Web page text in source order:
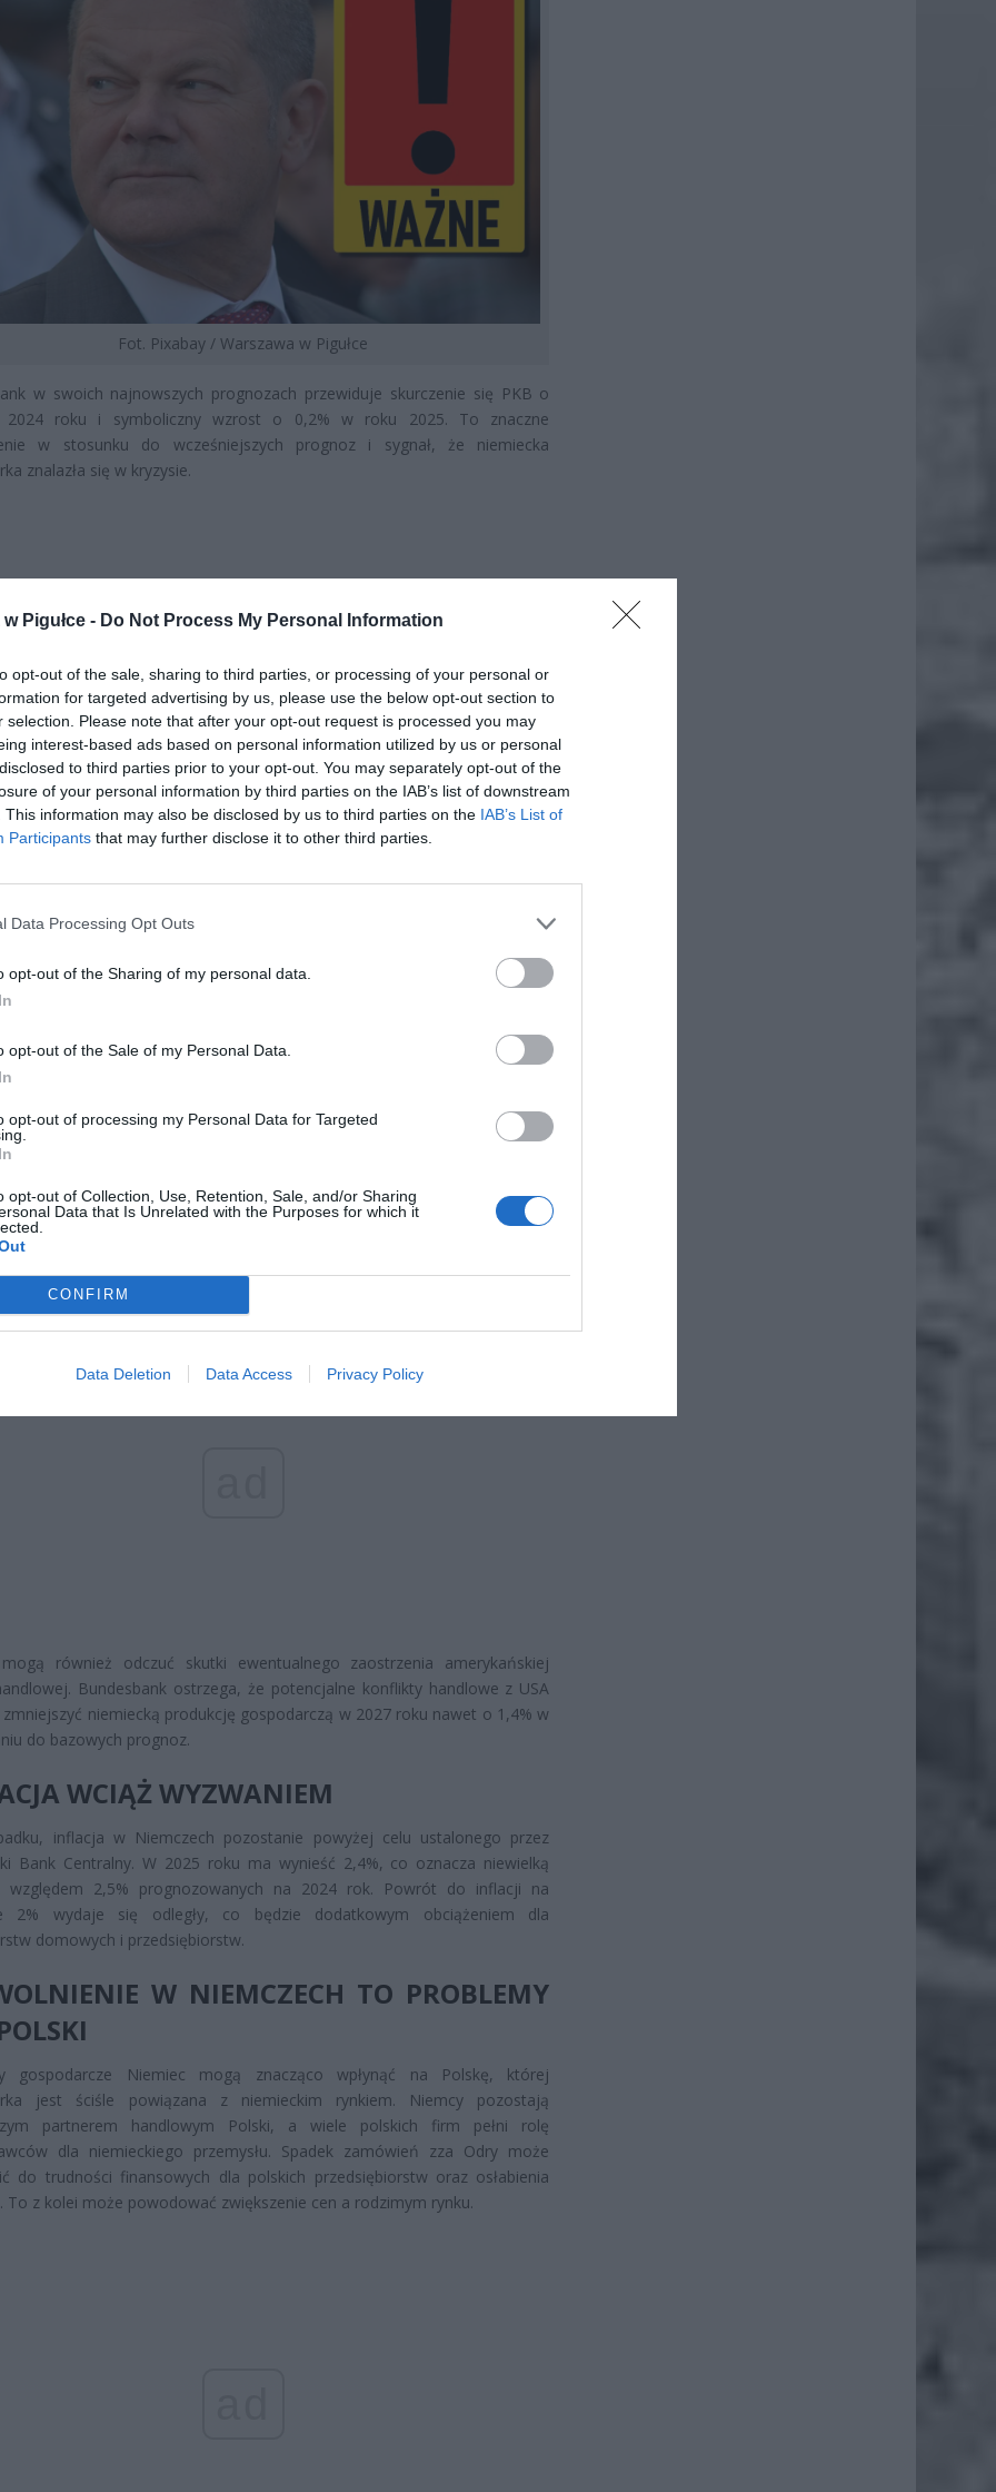
Pigułce - Do Not Process My Personal Information
opt-out of the sale, sharing to third parties, or processing of your personal or
for targeted advertising by us, please use the below opt-out section to
selection. Please note that after your opt-out request is processed you may
interest-based ads based on personal information utilized by us or personal
to third parties prior to your opt-out. You may separately opt-out of the
of your personal information by third parties on the IAB’s list of downstream
This information may also be disclosed by us to third parties on the IAB’s List of
Participants that may further disclose it to other third parties.
Data Processing Opt Outs
opt-out of the Sharing of my personal data.
opt-out of the Sale of my Personal Data.
opt-out of processing my Personal Data for Targeted
opt-out of Collection, Use, Retention, Sale, and/or Sharing
Data that Is Unrelated with the Purposes for which it
CONFIRM
Data Deletion Data Access Privacy Policy
Fot. Pixabay / Warszawa w Pigułce
w swoich najnowszych prognozach przewiduje skurczenie się PKB o
2024 roku i symboliczny wzrost o 0,2% w roku 2025. To znaczne
w stosunku do wcześniejszych prognoz i sygnał, że niemiecka
znalazła się w kryzysie.
ad
RÓWNIEŻ:
letni obywatel Ukrainy zaatakował zakonnicę i zerwał jej krzyż.
2026 15:40
3600 zł miesięcznie zamiast 800+. Nowa propozycja dla
2026 19:29
GOSPODARKA POD PRESJĄ
uporczywych trudności gospodarczych i problemów strukturalnych.
motoryzacyjny, będący filarem niemieckiego eksportu, przechodzi trudną
a dodatkowo wyzwania stawia transformacja energetyczna. Na te
nakłada się niepewność polityczna związana z lutowymi wyborami.
również odczuć skutki ewentualnego zaostrzenia amerykańskiej
Bundesbank ostrzega, że potencjalne konflikty handlowe z USA
zmniejszyć niemiecką produkcję gospodarczą w 2027 roku nawet o 1,4% w
do bazowych prognoz.
WCIĄŻ WYZWANIEM
inflacja w Niemczech pozostanie powyżej celu ustalonego przez
Bank Centralny. W 2025 roku ma wynieść 2,4%, co oznacza niewielką
względem 2,5% prognozowanych na 2024 rok. Powrót do inflacji na
2% wydaje się odległy, co będzie dodatkowym obciążeniem dla
domowych i przedsiębiorstw.
W NIEMCZECH TO PROBLEMY
gospodarcze Niemiec mogą znacząco wpłynąć na Polskę, której
jest ściśle powiązana z niemieckim rynkiem. Niemcy pozostają
partnerem handlowym Polski, a wiele polskich firm pełni rolę
dla niemieckiego przemysłu. Spadek zamówień zza Odry może
do trudności finansowych dla polskich przedsiębiorstw oraz osłabienia
To z kolei może powodować zwiększenie cen a rodzimym rynku.